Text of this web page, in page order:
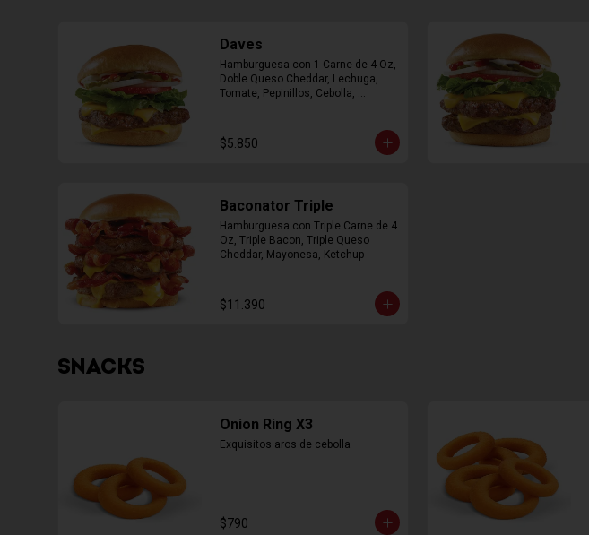
Daves
Hamburguesa con 1 Carne de 4 Oz,
Doble Queso Cheddar, Lechuga,
Tomate, Pepinillos, Cebolla,
$5.850
Baconator Triple
Hamburguesa con Triple Carne de 4
Oz, Triple Bacon, Triple Queso
Cheddar, Mayonesa, Ketchup
$11.390
SNACKS
Onion Ring X3
Exquisitos aros de cebolla
$790